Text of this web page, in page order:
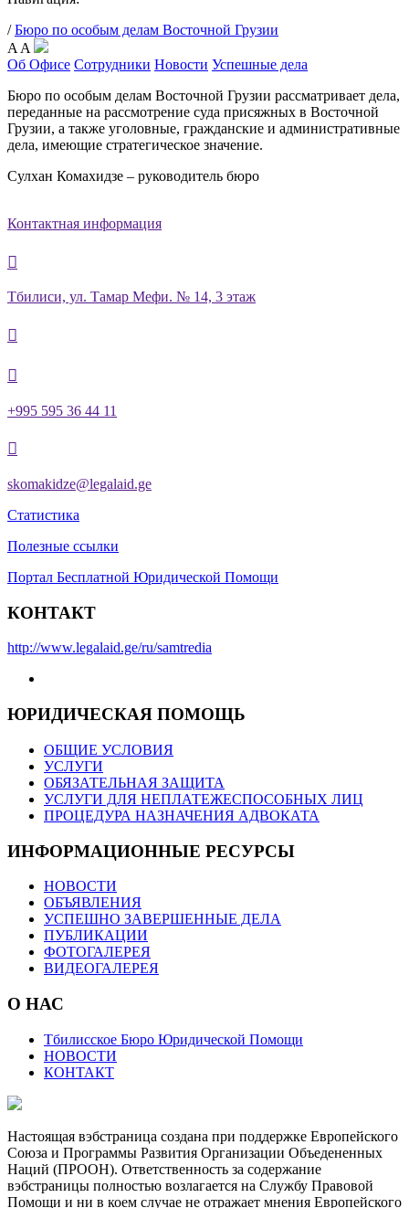
/ Бюро по особым делам Восточной Грузии
A A
Об Офисе Сотрудники Новости Успешные дела
Бюро по особым делам Восточной Грузии рассматривает дела,
переданные на рассмотрение суда присяжных в Восточной
Грузии, а также уголовные, гражданские и административные
дела, имеющие стратегическое значение.
Сулхан Комахидзе – руководитель бюро
Контактная информация

Тбилиси, ул. Тамар Мефи. № 14, 3 этаж


+995 595 36 44 11

skomakidze@legalaid.ge
Статистика
Полезные ссылки
Портал Бесплатной Юридической Помощи
КОНТАКТ
http://www.legalaid.ge/ru/samtredia
ЮРИДИЧЕСКАЯ ПОМОЩЬ
ОБЩИЕ УСЛОВИЯ
УСЛУГИ
ОБЯЗАТЕЛЬНАЯ ЗАЩИТА
УСЛУГИ ДЛЯ НЕПЛАТЕЖЕСПОСОБНЫХ ЛИЦ
ПРОЦЕДУРА НАЗНАЧЕНИЯ АДВОКАТА
ИНФОРМАЦИОННЫЕ РЕСУРСЫ
НОВОСТИ
ОБЪЯВЛЕНИЯ
УСПЕШНО ЗАВЕРШЕННЫЕ ДЕЛА
ПУБЛИКАЦИИ
ФОТОГАЛЕРЕЯ
ВИДЕОГАЛЕРЕЯ
О НАС
Тбилисское Бюро Юридической Помощи
НОВОСТИ
КОНТАКТ
Настоящая вэбстраница создана при поддержке Европейского
Союза и Программы Развития Организации Объедененных
Наций (ПРООН). Ответственность за содержание
вэбстраницы полностью возлагается на Службу Правовой
Помощи и ни в коем случае не отражает мнения Европейского